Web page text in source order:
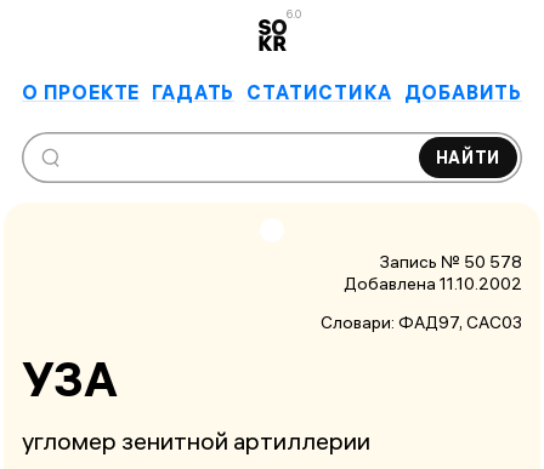
6.0
О ПРОЕКТЕ ГАДАТЬ СТАТИСТИКА ДОБАВИТЬ
НАЙТИ
Запись № 50 578
Добавлена 11.10.2002
Словари: ФАД97, САС03
УЗА
угломер зенитной артиллерии